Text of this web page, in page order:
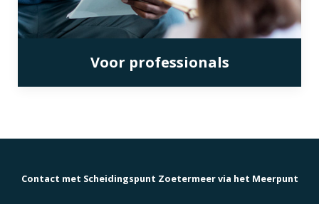
Voor professionals
Contact met Scheidingspunt Zoetermeer via het Meerpunt